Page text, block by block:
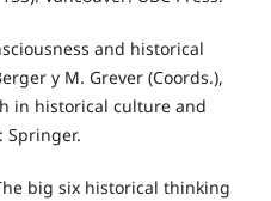
and historical
y M. Grever (Coords.),
in historical culture and
Springer.
big six historical thinking